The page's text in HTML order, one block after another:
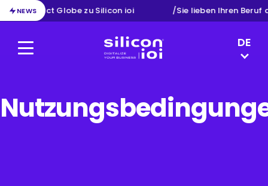
NEWS
von Exact Globe zu Silicon ioi Sie lieben Ihren Beruf
Menu
DE